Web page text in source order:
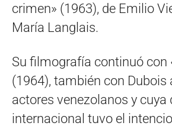
crimen» (1963), de Emilio
María Langlais.
Su filmografía continuó con
(1964), también con Dubois
actores venezolanos y cuya
internacional tuvo el